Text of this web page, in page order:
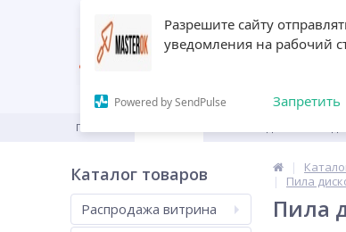
Разрешите сайту
уведомления на рабочий
Powered by SendPulse Запретить
ГЛАВНАЯ
Каталог товаров
Распродажа витрина
Пила
Пила